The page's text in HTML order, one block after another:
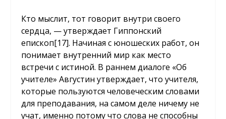
Кто мыслит, тот говорит внутри своего
сердца, — утверждает Гиппонский
епископ[17]. Начиная с юношеских работ, он
понимает внутренний мир как место
встречи с истиной. В раннем диалоге «Об
учителе» Августин утверждает, что учителя,
которые пользуются человеческим словами
для преподавания, на самом деле ничему не
учат, именно потому что слова не способны